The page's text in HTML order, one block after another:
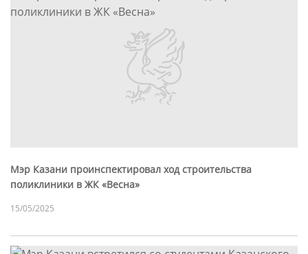
Мэр Казани проинспектировал ход строительства
поликлиники в ЖК «Весна»
15/05/2025